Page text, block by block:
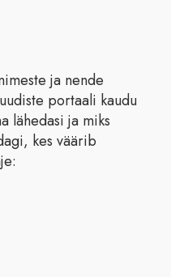
ja nende
portaali kaudu
lähedasi ja miks
kes väärib